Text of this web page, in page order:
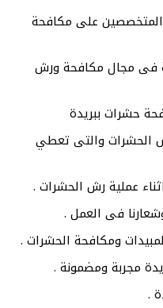
المتخصصين على مكافحة
فى مجال مكافحة ورش
حشرات ببريدة
الحشرات والتى تعطي
عملية رش الحشرات .
فى العمل .
ومكافحة الحشرات .
مجربة ومضمونة .
.